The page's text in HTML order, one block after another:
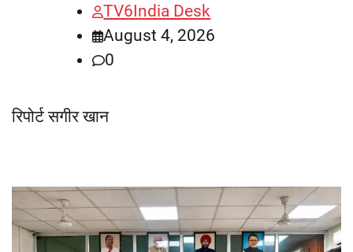
TV6India Desk
August 4, 2026
0
रिपोर्ट सगीर खान